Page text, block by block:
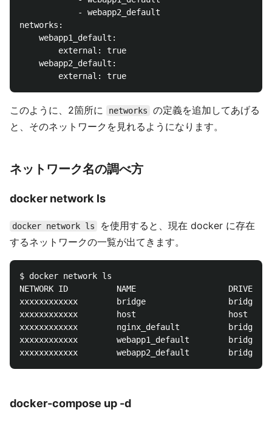
            - webapp2_default
networks:
    webapp1_default:
        external: true
    webapp2_default:
このように、2箇所に networks
の定義を追加してあげる
と、そのネットワークを見れるようになります。
ネットワーク名の調べ方
docker network ls
docker network ls
を使用すると、現在 docker に存在
するネットワークの一覧が出てきます。
$ docker network ls
NETWORK ID          NAME                   DRIVER
xxxxxxxxxxxx        bridge
xxxxxxxxxxxx        host
xxxxxxxxxxxx        nginx_default
xxxxxxxxxxxx        webapp1_default
docker-compose up -d